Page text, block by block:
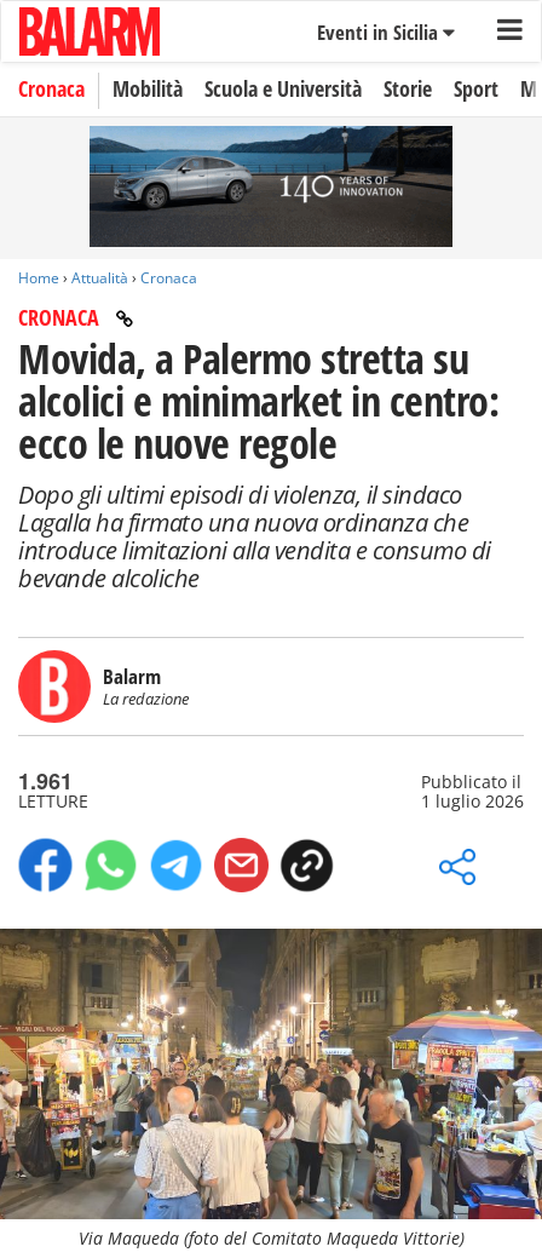
Eventi in Sicilia
Cronaca Mobilità Scuola e Università Storie Sport
Home › Attualità › Cronaca
CRONACA
Movida, a Palermo stretta su
alcolici e minimarket in centro:
ecco le nuove regole
Dopo gli ultimi episodi di violenza, il sindaco
Lagalla ha firmato una nuova ordinanza che
introduce limitazioni alla vendita e consumo di
bevande alcoliche
Balarm
La redazione
1.961
LETTURE
Pubblicato il
1 luglio 2026
Via Maqueda (foto del Comitato Maqueda Vittorie)